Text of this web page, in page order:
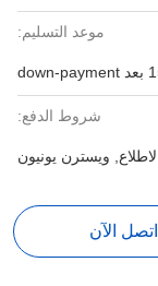
موعد التسليم:
شروط الدفع:
اتصل الآن